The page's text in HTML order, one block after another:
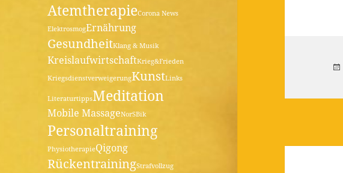
AtemtherapieCorona News
ElektrosmogErnährung
GesundheitKlang & Musik
KreislaufwirtschaftKrieg&Frieden
KriegsdienstverweigerungKunstLinks
LiteraturtippsMeditation
Mobile MassageNorSBik
Personaltraining
PhysiotherapieQigong
RückentrainingStrafvollzug